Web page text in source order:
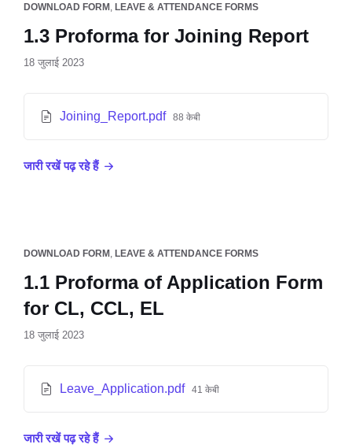
DOWNLOAD FORM , LEAVE & ATTENDANCE FORMS
1.3 Proforma for Joining Report
18 जुलाई 2023
Joining_Report.pdf 88 केबी
जारी रखें पढ़ रहे हैं
DOWNLOAD FORM , LEAVE & ATTENDANCE FORMS
1.1 Proforma of Application Form
for CL, CCL, EL
18 जुलाई 2023
Leave_Application.pdf 41 केबी
जारी रखें पढ़ रहे हैं